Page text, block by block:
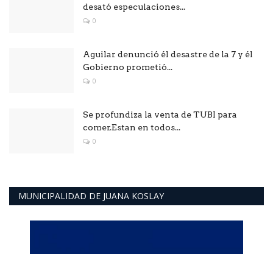
desató especulaciones...
0
Aguilar denunció él desastre de la 7 y él
Gobierno prometió...
0
Se profundiza la venta de TUBI para
comer.Estan en todos...
0
MUNICIPALIDAD DE JUANA KOSLAY